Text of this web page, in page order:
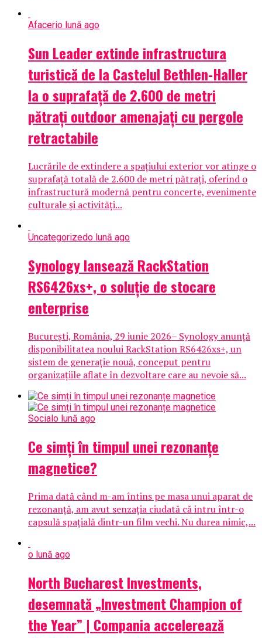
Afacerio lună ago
Sun Leader extinde infrastructura
turistică de la Castelul Bethlen-Haller
la o suprafață de 2.600 de metri
pătrați outdoor amenajați cu pergole
retractabile
Lucrările de extindere a spațiului exterior vor atinge o
suprafață totală de 2.600 de metri pătrați, oferind o
infrastructură modernă pentru concerte, evenimente
culturale și activități...
Uncategorizedo lună ago
Synology lansează RackStation
RS6426xs+, o soluție de stocare
enterprise
București, România, 29 iunie 2026– Synology anunță
disponibilitatea noului RackStation RS6426xs+, un
sistem de generație nouă, conceput pentru
organizațiile aflate în dezvoltare care au nevoie să...
Socialo lună ago
Ce simți în timpul unei rezonanțe
magnetice?
Prima dată când m-am întins pe masa unui aparat de
rezonanță, am avut senzația ciudată că intru într-o
capsulă spațială dintr-un film vechi. Nu durea nimic,...
o lună ago
North Bucharest Investments,
desemnată „Investment Champion of
the Year” | Compania accelerează